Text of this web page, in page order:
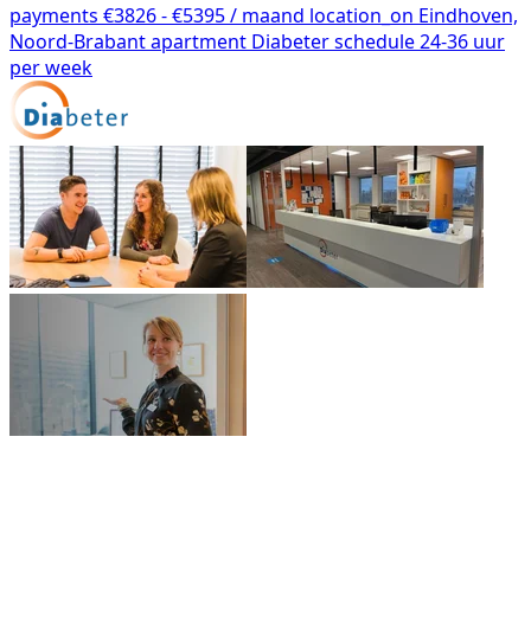
payments €3826 - €5395 / maand location_on Eindhoven,
Noord-Brabantapartment Diabeterschedule24-36 uur
per week